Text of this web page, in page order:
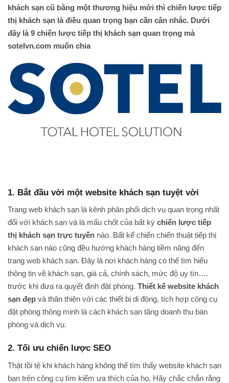
khách sạn cũ bằng một thương hiệu mới thì chiến lược tiếp
thị khách sạn là điều quan trọng bạn cần cân nhắc. Dưới
đây là 9 chiến lược tiếp thị khách sạn quan trọng mà
sotelvn.com muốn chia
1. Bắt đầu với một website khách sạn tuyệt vời
Trang web khách sạn là kênh phân phối dịch vụ quan trọng nhất
đối với khách sạn và là mấu chốt của bất kỳ chiến lược tiếp
thị khách sạn trực tuyến nào. Bất kể chiến chiến thuật tiếp thị
khách sạn nào cũng đều hướng khách hàng tiềm năng đến
trang web khách sạn. Đây là nơi khách hàng có thể tìm hiểu
thông tin về khách sạn, giá cả, chính sách, mức độ uy tín….
trước khi đưa ra quyết định đặt phòng. Thiết kế website khách
sạn đẹp và thân thiện với các thiết bị di động, tích hợp công cụ
đặt phòng thông minh là cách khách sạn tăng doanh thu bán
phòng và dịch vụ.
2. Tối ưu chiến lược SEO
Thật tồi tệ khi khách hàng không thể tìm thấy website khách sạn
bạn trên công cụ tìm kiếm ưa thích của họ. Hãy chắc chắn rằng